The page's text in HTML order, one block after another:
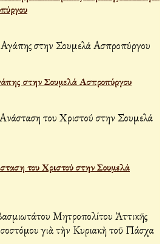
στην Σουμελά Ασπροπύργου
του Χριστού στην Σουμελά